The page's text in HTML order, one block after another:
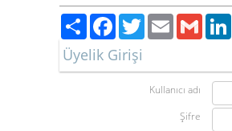
PaylaşFacebook
TwitterEmailGmail
Üyelik Girişi
Kullanıcı adı
Şifre